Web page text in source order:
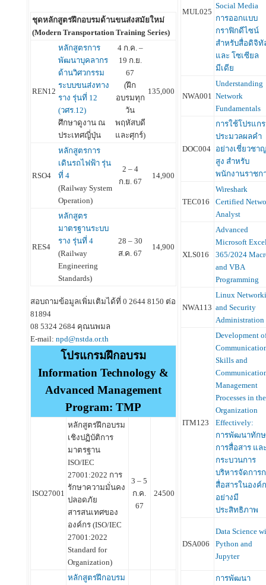
ชุดหลักสูตรฝึกอบรมด้านขนส่งสมัยใหม่
(Modern Transportation Training Series)
REN12
หลักสูตรการ
พัฒนาบุคลากร
ด้านวิศวกรรม
ระบบขนส่งทาง
ราง รุ่นที่ 12
(วศร.12)
ศึกษาดูงาน ณ
ประเทศญี่ปุ่น
4 ก.ค. –
19 ก.ย.
67
(ฝึก
อบรมทุก
วัน
พฤหัสบดี
และศุกร์)
135,000
RSO4
หลักสูตรการ
เดินรถไฟฟ้า รุ่น
ที่ 4
(Railway System
Operation)
2 – 4
ก.ย. 67
14,900
RES4
หลักสูตร
มาตรฐานระบบ
ราง รุ่นที่ 4
(Railway
Engineering
Standards)
28 – 30
ส.ค. 67
14,900
สอบถามข้อมูลเพิ่มเติมได้ที่ 0 2644 8150 ต่อ
81894
08 5324 2684 คุณนพมล
E-mail: npd@nstda.or.th
โปรแกรมฝึกอบรม
Information Technology &
Advanced Management
Program: TMP
ISO27001
หลักสูตรฝึกอบรม
เชิงปฏิบัติการ
มาตรฐาน
ISO/IEC
27001:2022 การ
รักษาความมั่นคง
ปลอดภัย
สารสนเทศของ
องค์กร (ISO/IEC
27001:2022
Standard for
Organization)
3 – 5
ก.ค.
67
24500
หลักสูตรฝึกอบรม
MUL025
Social Media
การออกแบบ
กราฟิกดีไซน์
สำหรับสื่อดิจิทั
และ โซเซียล
มีเดีย
NWA001
Understanding
Network
Fundamentals
DOC004
การใช้โปรแก
ประมวลผลคำ
อย่างเชี่ยวชาญ
สูง สำหรับ
พนักงานราชก
TEC016
Wireshark
Certified
Analyst
XLS016
Advanced
Microsoft
365/2024
and VBA
Programming
NWA113
Linux
and Security
Administration
ITM123
Development
Skills and
Management
Processes in the
Organization
Effectively:
การพัฒนาทัก
การสื่อสาร แล
กระบวนการ
บริหารจัดการ
สื่อสารในองค์
อย่างมี
ประสิทธิภาพ
DSA006
Data Science
Python and
Jupyter
การพัฒนา